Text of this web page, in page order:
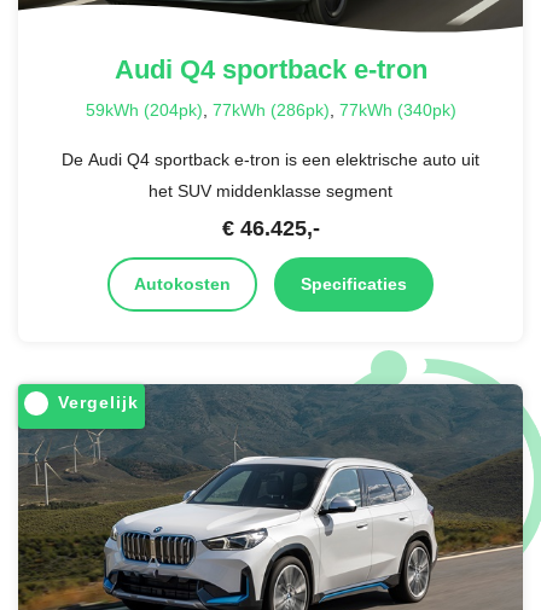
Audi Q4 sportback e-tron
59kWh (204pk), 77kWh (286pk), 77kWh (340pk)
De Audi Q4 sportback e-tron is een elektrische auto uit
het SUV middenklasse segment
€ 46.425,-
Autokosten Specificaties
Vergelijk